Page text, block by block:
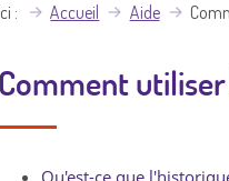
Accueil Aide
Comment
Qu'est-ce que